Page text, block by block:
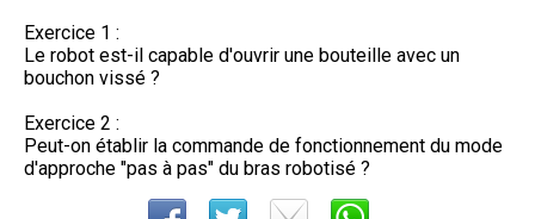
Exercice 1 :
Le robot est-il capable d'ouvrir une bouteille avec un
bouchon vissé ?
Exercice 2 :
Peut-on établir la commande de fonctionnement du mode
d'approche "pas à pas" du bras robotisé ?